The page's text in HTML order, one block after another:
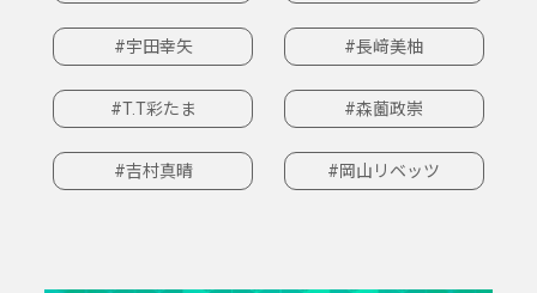
#宇田幸矢 #長﨑美柚
#T.T彩たま #森薗政崇
#吉村真晴 #岡山リベッツ